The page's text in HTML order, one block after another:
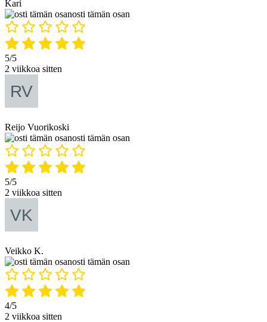
Kari
osti tämän osan
5/5
2 viikkoa sitten
Reijo Vuorikoski
osti tämän osan
5/5
2 viikkoa sitten
Veikko K.
osti tämän osan
4/5
2 viikkoa sitten